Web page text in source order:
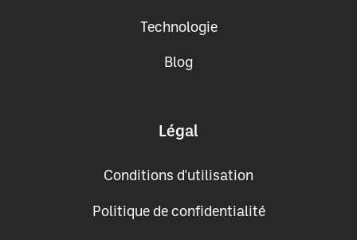
Technologie
Blog
Légal
Conditions d'utilisation
Politique de confidentialité